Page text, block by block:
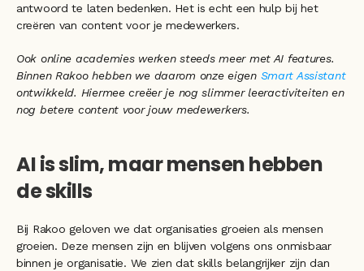
antwoord te laten bedenken. Het is echt een hulp bij het
creëren van content voor je medewerkers.
Ook online academies werken steeds meer met AI features.
Binnen Rakoo hebben we daarom onze eigen Smart Assistant
ontwikkeld. Hiermee creëer je nog slimmer leeractiviteiten en
nog betere content voor jouw medewerkers.
AI is slim, maar mensen hebben
de skills
Bij Rakoo geloven we dat organisaties groeien als mensen
groeien. Deze mensen zijn en blijven volgens ons onmisbaar
binnen je organisatie. We zien dat skills belangrijker zijn dan